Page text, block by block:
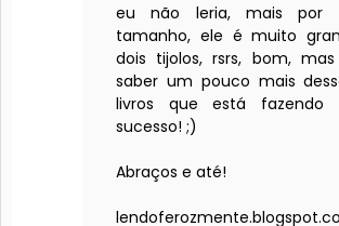
eu não leria, mais por
tamanho, ele é muito
dois tijolos, rsrs, bom,
saber um pouco mais
livros que está fazendo
sucesso! ;)
Abraços e até!